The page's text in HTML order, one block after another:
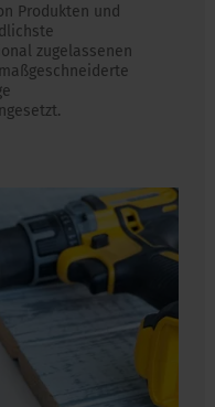
Produkten und
zugelassenen